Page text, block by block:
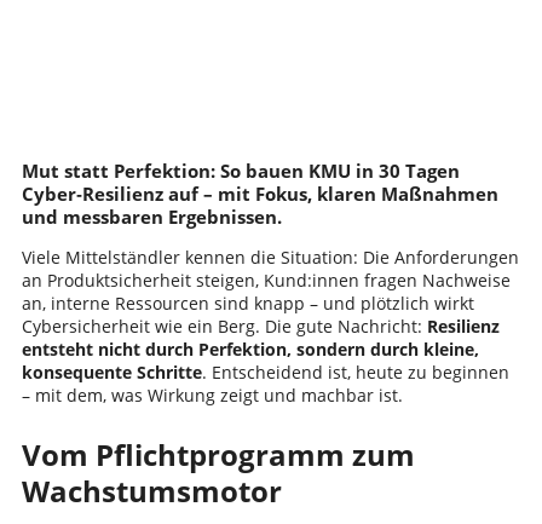
Mut statt Perfektion: So bauen KMU in 30 Tagen
Cyber‑Resilienz auf – mit Fokus, klaren Maßnahmen
und messbaren Ergebnissen.
Viele Mittelständler kennen die Situation: Die Anforderungen
an Produktsicherheit steigen, Kund:innen fragen Nachweise
an, interne Ressourcen sind knapp – und plötzlich wirkt
Cybersicherheit wie ein Berg. Die gute Nachricht: Resilienz
entsteht nicht durch Perfektion, sondern durch kleine,
konsequente Schritte. Entscheidend ist, heute zu beginnen
– mit dem, was Wirkung zeigt und machbar ist.
Vom Pflichtprogramm zum
Wachstumsmotor